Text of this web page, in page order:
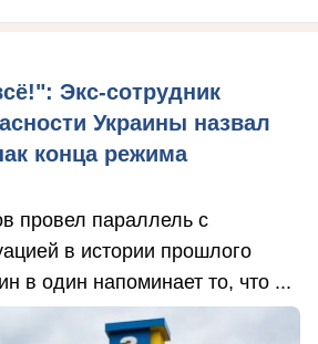
Экс-сотрудник
Украины назвал
конца режима
провел параллель с
в истории прошлого
в один напоминает то, что ...